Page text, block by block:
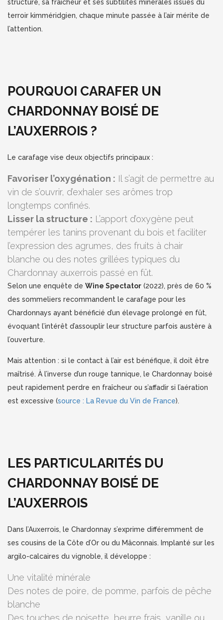
structure, sa fraîcheur et ses subtilités minérales issues du
terroir kimméridgien, chaque minute passée à l’air mérite de
l’attention.
POURQUOI CARAFER UN
CHARDONNAY BOISÉ DE
L’AUXERROIS ?
Le carafage vise deux objectifs principaux :
Favoriser l’oxygénation : Il s’agit de permettre au
vin de s’ouvrir, d’exhaler ses arômes trop
longtemps confinés.
Lisser la structure : L’apport d’oxygène peut
tempérer les tanins provenant du bois et faciliter
l’expression des agrumes, des fruits à chair
blanche ou des notes grillées typiques du
Chardonnay auxerrois passé en fût.
Selon une enquête de Wine Spectator (2022), près de 60 %
des sommeliers recommandent le carafage pour les
Chardonnays ayant bénéficié d’un élevage prolongé en fût,
évoquant l’intérêt d’assouplir leur structure parfois austère à
l’ouverture.
Mais attention : si le contact à l’air est bénéfique, il doit être
maîtrisé. À l’inverse d’un rouge tannique, le Chardonnay boisé
peut rapidement perdre en fraîcheur ou s’affadir si l’aération
est excessive (source : La Revue du Vin de France).
LES PARTICULARITÉS DU
CHARDONNAY BOISÉ DE
L’AUXERROIS
Dans l’Auxerrois, le Chardonnay s’exprime différemment de
ses cousins de la Côte d’Or ou du Mâconnais. Implanté sur les
argilo-calcaires du vignoble, il développe :
Une vitalité minérale
Des notes de poire, de pomme, parfois de pêche
blanche
Des touches de noisette, beurre frais, vanille ou